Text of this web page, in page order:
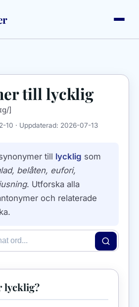
till lycklig
]
10 · Uppdaterad: 2026-07-13
till lycklig som
belåten, eufori,
. Utforska alla
och relaterade
lycklig?